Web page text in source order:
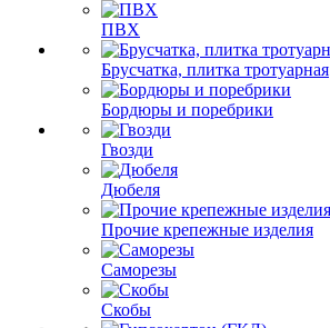
ПВХ
Брусчатка, плитка тротуарная
Бордюры и поребрики
Гвозди
Дюбеля
Прочие крепежные изделия
Саморезы
Скобы